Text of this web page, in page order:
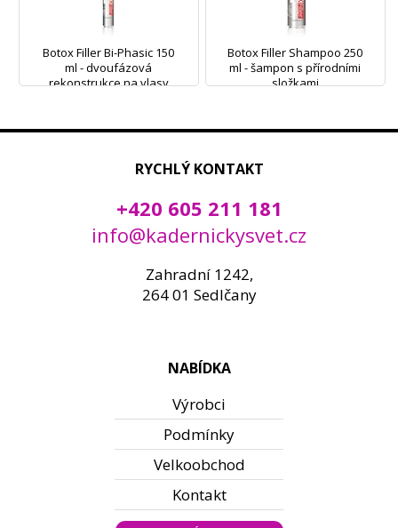
Botox Filler Bi-Phasic 150
ml - dvoufázová
rekonstrukce na vlasy
Botox Filler Shampoo 250
ml - šampon s přírodními
složkami
RYCHLÝ KONTAKT
+420 605 211 181
info@kadernickysvet.cz
Zahradní 1242,
264 01 Sedlčany
NABÍDKA
Výrobci
Podmínky
Velkoobchod
Kontakt